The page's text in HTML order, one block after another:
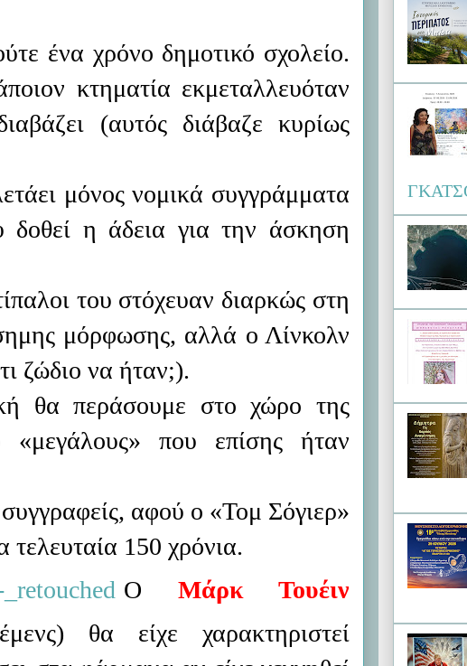
ένα χρόνο δημοτικό σχολείο.
κτηματία εκμεταλλευόταν
(αυτός διάβαζε κυρίως
μόνος νομικά συγγράμματα
δοθεί η άδεια για την άσκηση
του στόχευαν διαρκώς στη
μόρφωσης, αλλά ο Λίνκολν
ζώδιο να ήταν;).
θα περάσουμε στο χώρο της
«μεγάλους» που επίσης ήταν
αφού ο «Τομ Σόγιερ»
τελευταία 150 χρόνια.
Ο Μάρκ Τουέιν
θα είχε χαρακτηριστεί